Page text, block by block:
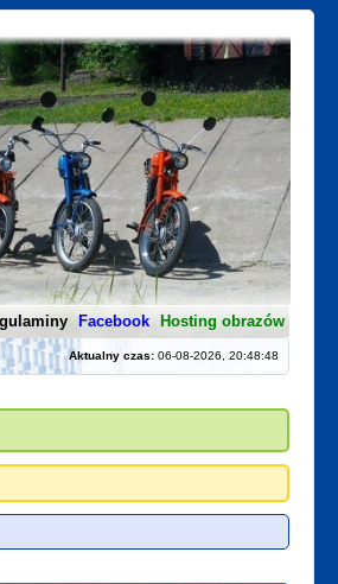
Facebook Hosting obrazów
Aktualny czas:06-08-2026, 20:48:48